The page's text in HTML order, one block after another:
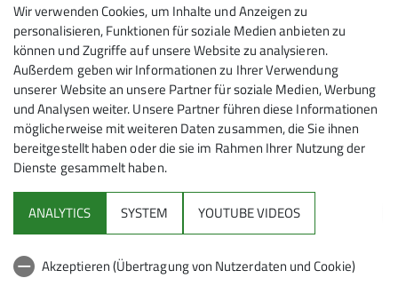
Mitmachen
Klettern
Service
Wir verwenden Cookies, um Inhalte und Anzeigen zu
personalisieren, Funktionen für soziale Medien anbieten zu
können und Zugriffe auf unsere Website zu analysieren.
Außerdem geben wir Informationen zu Ihrer Verwendung
unserer Website an unsere Partner für soziale Medien, Werbung
und Analysen weiter. Unsere Partner führen diese Informationen
möglicherweise mit weiteren Daten zusammen, die Sie ihnen
bereitgestellt haben oder die sie im Rahmen Ihrer Nutzung der
Dienste gesammelt haben.
ANALYTICS SYSTEM YOUTUBE VIDEOS
Akzeptieren (Übertragung von Nutzerdaten und Cookie)